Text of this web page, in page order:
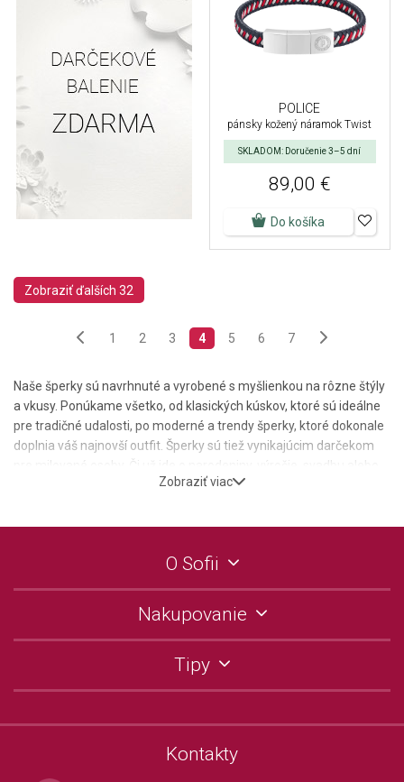
POLICE
pánsky kožený náramok Twist
SKLADOM: Doručenie 3–5 dní
89,00 €
Do košíka
Zobraziť ďalších 32
1 2 3 4 5 6 7
Naše šperky sú navrhnuté a vyrobené s myšlienkou na rôzne štýly
a vkusy. Ponúkame všetko, od klasických kúskov, ktoré sú ideálne
pre tradičné udalosti, po moderné a trendy šperky, ktoré dokonale
doplnia váš najnovší outfit. Šperky sú tiež vynikajúcim darčekom
pre milované osoby. Či už ide o narodeniny, výročie, svadbu alebo
len preto, naša široká škála šperkov vám umožní nájsť ten
Zobraziť viac
O Sofii
Nakupovanie
Tipy
Kontakty